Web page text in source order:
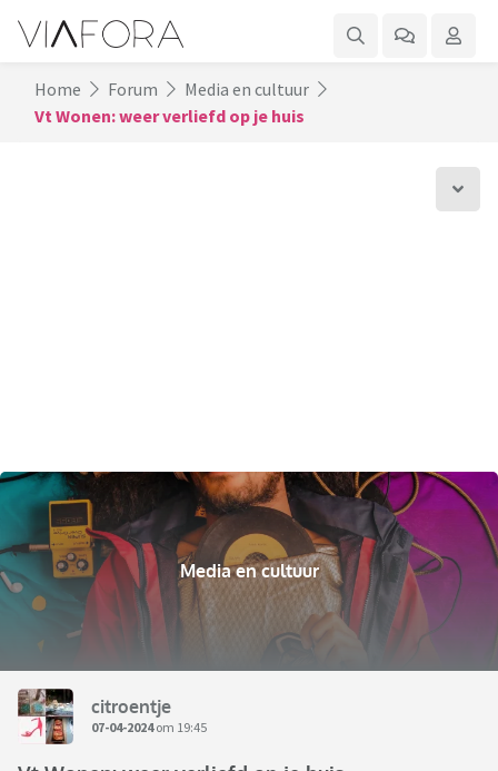
Home Forum
Media en cultuur
Vt Wonen: weer verliefd op je huis
Media en cultuur
citroentje
07-04-2024om 19:45